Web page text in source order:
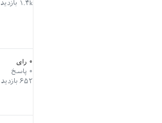
۱.۴k بازدید
۰ رای
۰ پاسخ
۶۵۲ بازدید